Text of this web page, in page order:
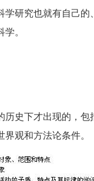
研究也就有自己
。
史下才出现的，包
观和方法论条件。